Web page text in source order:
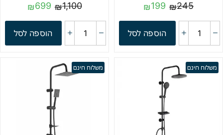
₪245
₪199
הוספה לסל
₪1,100
₪699
הוספה לסל
משלוח חינם משלוח חינם